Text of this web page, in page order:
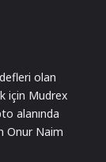
olan
için Mudrex
alanında
Onur Naim